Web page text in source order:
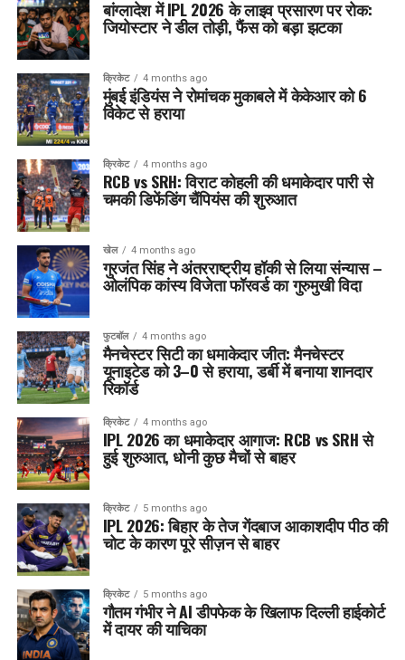
बांग्लादेश में IPL 2026 के लाइव प्रसारण पर रोक:
जियोस्टार ने डील तोड़ी, फैंस को बड़ा झटका
क्रिकेट 4 months ago
मुंबई इंडियंस ने रोमांचक मुकाबले में केकेआर को 6
विकेट से हराया
क्रिकेट 4 months ago
RCB vs SRH: विराट कोहली की धमाकेदार पारी से
चमकी डिफेंडिंग चैंपियंस की शुरुआत
खेल 4 months ago
गुरजंत सिंह ने अंतरराष्ट्रीय हॉकी से लिया संन्यास –
ओलंपिक कांस्य विजेता फॉरवर्ड का गुरुमुखी विदा
फुटबॉल 4 months ago
मैनचेस्टर सिटी का धमाकेदार जीत: मैनचेस्टर
यूनाइटेड को 3–0 से हराया, डर्बी में बनाया शानदार
रिकॉर्ड
क्रिकेट 4 months ago
IPL 2026 का धमाकेदार आगाज: RCB vs SRH से
हुई शुरुआत, धोनी कुछ मैचों से बाहर
क्रिकेट 5 months ago
IPL 2026: बिहार के तेज गेंदबाज आकाशदीप पीठ की
चोट के कारण पूरे सीज़न से बाहर
क्रिकेट 5 months ago
गौतम गंभीर ने AI डीपफेक के खिलाफ दिल्ली हाईकोर्ट
में दायर की याचिका